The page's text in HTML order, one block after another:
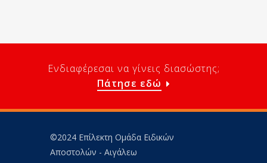
Ενδιαφέρεσαι να γίνεις διασώστης;
Πάτησε εδώ
©2024 Επίλεκτη Ομάδα Ειδικών
Αποστολών - Αιγάλεω